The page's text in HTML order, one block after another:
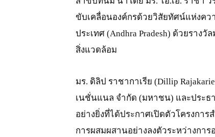
ขับเคลื่อนองค์กรด้วยวิสัยทัศน์แห่งคว
ประเทศ (Andhra Pradesh) ด้วยราง
สิ่งแวดล้อม
มร. ดิลิป ราชากาเรีย (Dillip
เนชั่นแนล จำกัด (มหาชน) และประธ
อย่างยิ่งที่ได้ประกาศเปิดตัวโครงกา
การผสมผสานอย่างลงตัวระหว่างกา